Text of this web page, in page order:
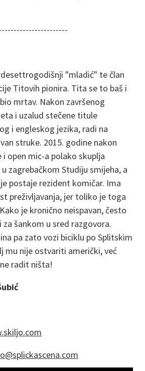
"mladić" te član
Titovih pionira. Tita se to baš i
mrtav. Nakon završenog
i uzalud stečene titule
i engleskog jezika, radi na
struke. 2015. godine nakon
open mic-a polako skuplja
zagrebačkom Studiju smijeha, a
postaje rezident komičar. Ima
preživljavanja, jer toliko je toga
je kronično neispavan, često
šankom u sred razgovora.
pa zato vozi biciklu po Splitskim
mu nije ostvariti američki, već
radit ništa!